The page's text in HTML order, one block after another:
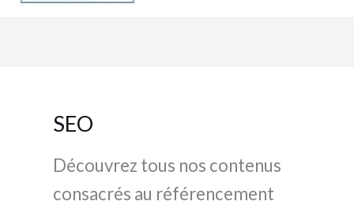
SEO
Découvrez tous nos contenus
consacrés au référencement